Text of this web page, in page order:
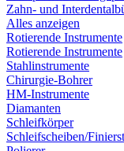
Zahn- und
Alles anzeigen
Rotierende Instrumente
Rotierende Instrumente
Stahlinstrumente
Chirurgie-Bohrer
HM-Instrumente
Diamanten
Schleifkörper
Schleifscheiben/